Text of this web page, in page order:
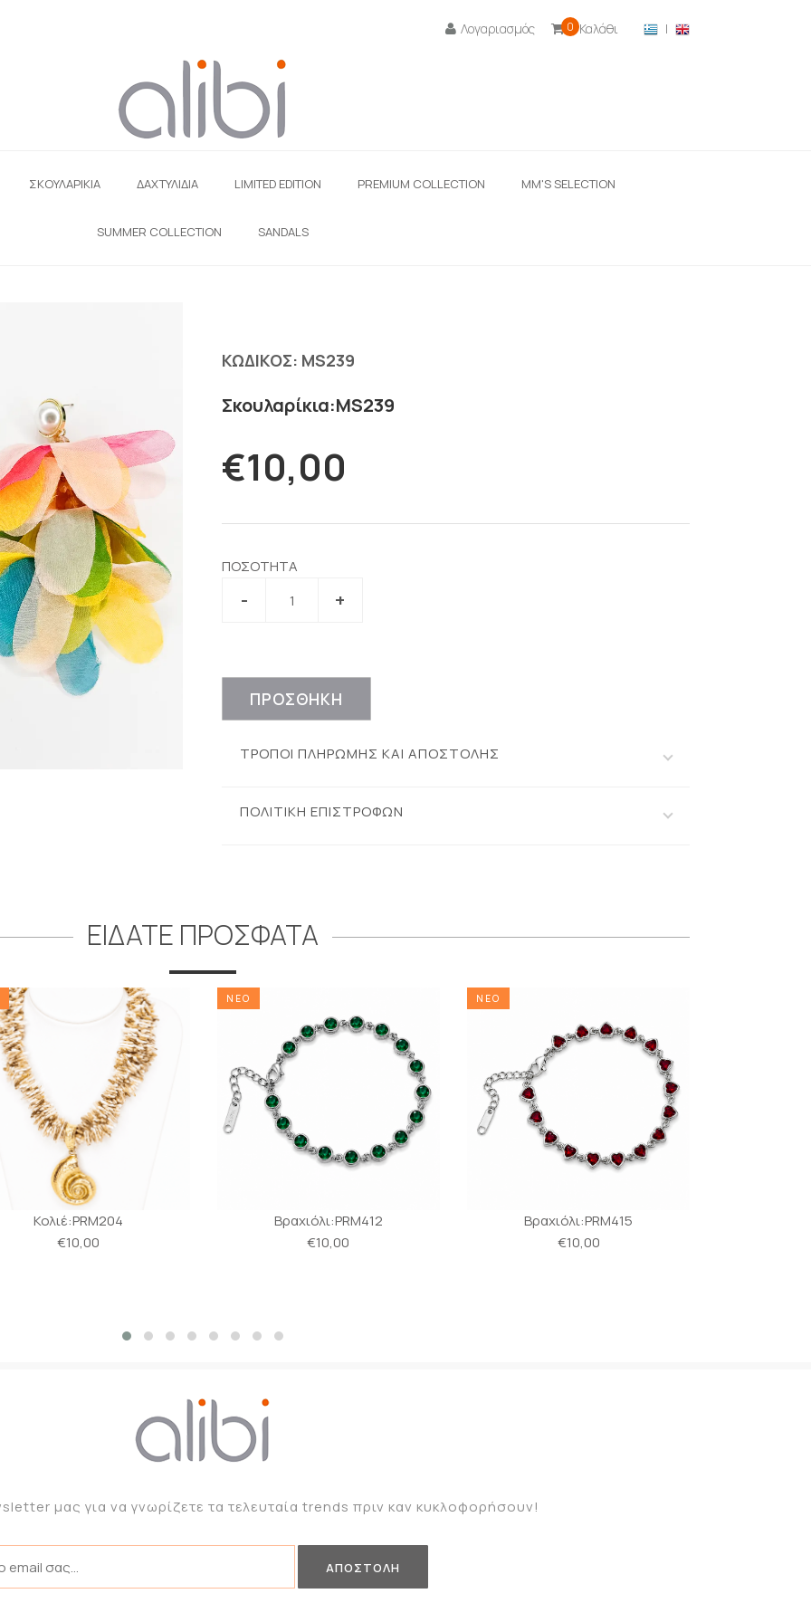
Λογαριασμός  0 Καλάθι |
ΣΚΟΥΛΑΡΊΚΙΑ ΔΑΧΤΥΛΙΔΙΑ LIMITED EDITION PREMIUM COLLECTION ΜΜ'S SELECTION
SUMMER COLLECTION SANDALS
ΚΩΔΙΚΟΣ: MS239
Σκουλαρίκια:MS239
€10,00
ΠΟΣΟΤΗΤΑ
ΠΡΟΣΘΗΚΗ
ΤΡΟΠΟΙ ΠΛΗΡΩΜΗΣ ΚΑΙ ΑΠΟΣΤΟΛΗΣ
ΠΟΛΙΤΙΚΗ ΕΠΙΣΤΡΟΦΩΝ
ΕΙΔΑΤΕ ΠΡΟΣΦΑΤΑ
Βραχιόλι:PRM412
€10,00
ΝΕΟ
Βραχιόλι:PRM415
€10,00
ΝΕΟ
Βραχιόλι:PRM413
€10,00
μας για να γνωρίζετε τα τελευταία trends πριν καν κυκλοφορήσουν!